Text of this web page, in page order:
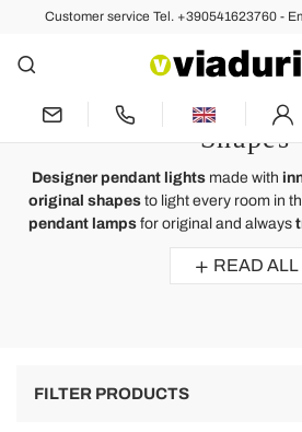
Customer service Tel. +390541623760 -
Designer
Innovative Materials
Shapes
Designer pendant lightsmade with
original shapesto light every room in
pendant lampsfor original and always
READ ALL
FILTER PRODUCTS